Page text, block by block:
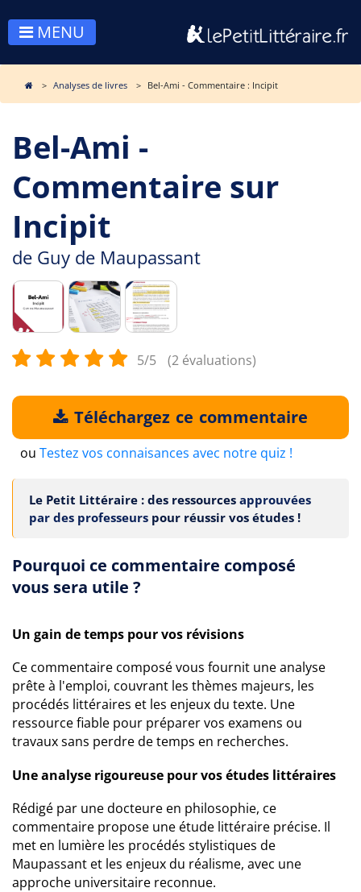
MENU
Analyses de livres Bel-Ami - Commentaire : Incipit
Bel-Ami -
Commentaire sur
Incipit
de Guy de Maupassant
5/5 (2 évaluations)
Téléchargez ce commentaire
ou Testez vos connaisances avec notre quiz !
Le Petit Littéraire : des ressources approuvées
par des professeurs pour réussir vos études !
Pourquoi ce commentaire composé
vous sera utile ?
Un gain de temps pour vos révisions
Ce commentaire composé vous fournit une analyse
prête à l'emploi, couvrant les thèmes majeurs, les
procédés littéraires et les enjeux du texte. Une
ressource fiable pour préparer vos examens ou
travaux sans perdre de temps en recherches.
Une analyse rigoureuse pour vos études littéraires
Rédigé par une docteure en philosophie, ce
commentaire propose une étude littéraire précise. Il
met en lumière les procédés stylistiques de
Maupassant et les enjeux du réalisme, avec une
approche universitaire reconnue.